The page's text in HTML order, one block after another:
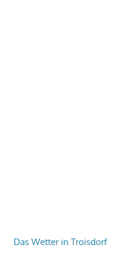
Das Wetter in Troisdorf